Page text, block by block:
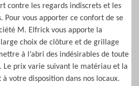
contre les regards indiscrets et les
Pour vous apporter ce confort de se
M. Elfrick vous apporte la
choix de clôture et de grillage
à l’abri des indésirables de toute
Le prix varie suivant le matériau et la
votre disposition dans nos locaux.